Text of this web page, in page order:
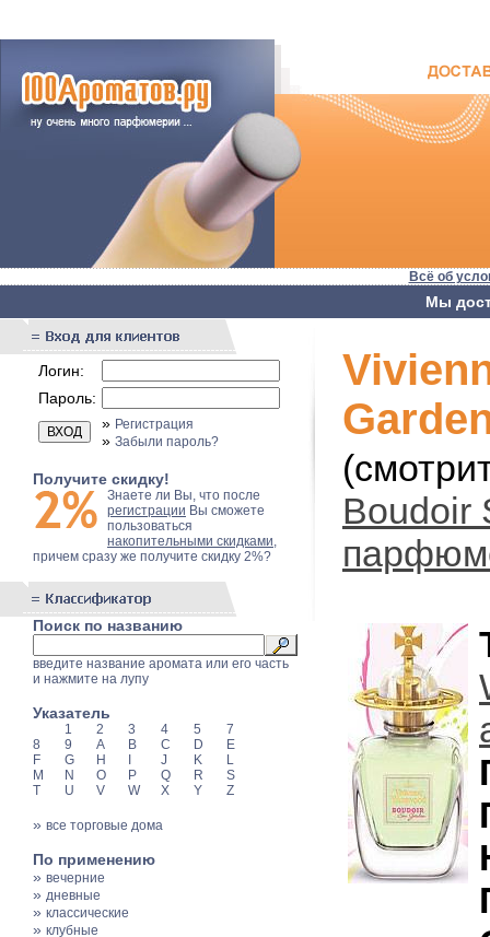
Всё об
Мы
Логин:
Пароль:
» Регистрация
» Забыли пароль?
Получите скидку!
Знаете ли Вы, что после
регистрации Вы сможете
пользоваться
накопительными скидками,
причем сразу же получите скидку 2%?
Поиск по названию
введите название аромата или его часть
и нажмите на лупу
Указатель
1 2 3 4 5
7
8
9 A B C D
E
F
G H J K
L
M
N O P Q R
S
T
U V W X Y Z
» все торговые дома
По применению
» вечерние
» дневные
» классические
» клубные
Boudoir